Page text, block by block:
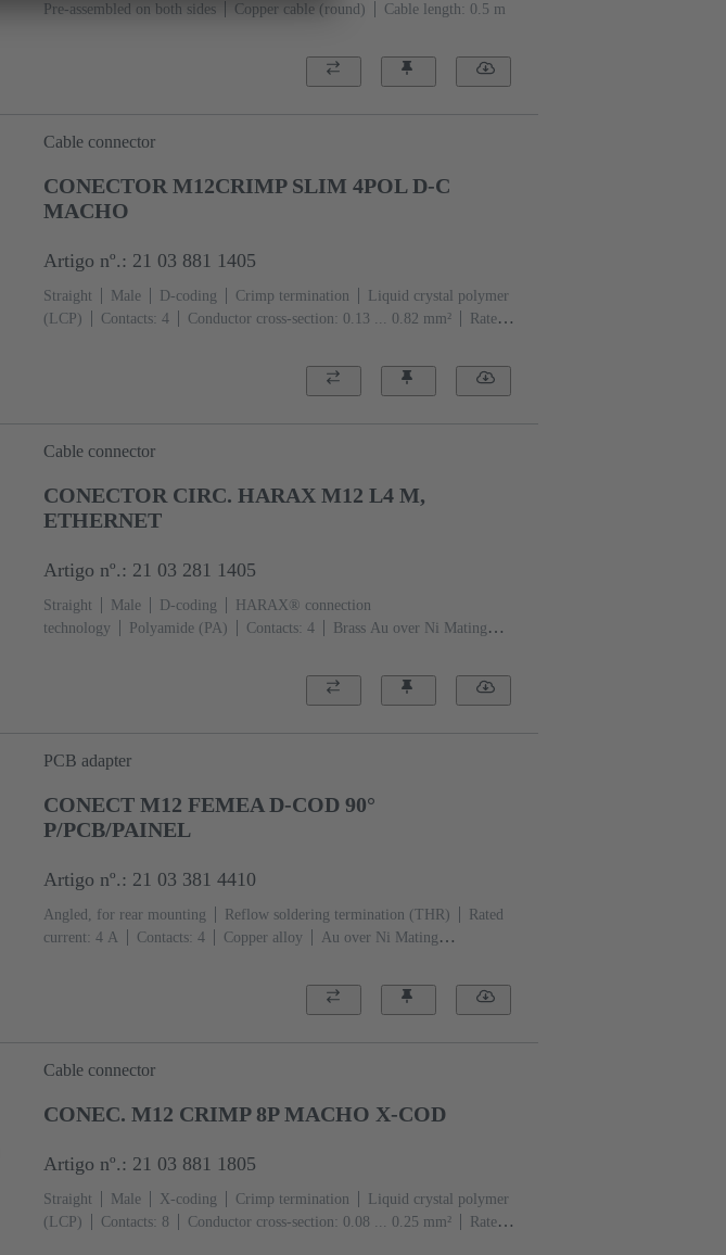
Pre-assembled on both sides Copper cable (round) Cable length: 0.5 m
Cable connector
CONECTOR M12CRIMP SLIM 4POL D-C
MACHO
Artigo nº.: 21 03 881 1405
Straight Male D-coding Crimp termination
Liquid crystal polymer
(LCP)
Contacts: 4 Conductor cross-section: 0.13 ... 0.82 mm²
Rated
Cable connector
CONECTOR CIRC. HARAX M12 L4 M,
ETHERNET
Artigo nº.: 21 03 281 1405
Straight Male D-coding
HARAX® connection
technology
Polyamide (PA) Contacts: 4
Brass Au over Ni Mating
Degree of protection: IP65 / IP67
PCB adapter
CONECT M12 FEMEA D-COD 90°
P/PCB/PAINEL
Artigo nº.: 21 03 381 4410
Angled, for rear mounting Reflow soldering termination (THR)
Rated
current: ‌4 A
Contacts: 4 Copper alloy
Au over Ni Mating
Cable connector
CONEC. M12 CRIMP 8P MACHO X-COD
Artigo nº.: 21 03 881 1805
Straight Male X-coding Crimp termination
Liquid crystal polymer
(LCP)
Contacts: 8 Conductor cross-section: 0.08 ... 0.25 mm²
Rated